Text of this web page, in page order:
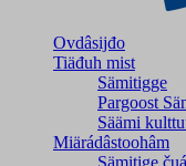
Ovdâsijđo
Tiäđuh mist
Sämitigge
Pargoost
Säämi
Miärádâstoohâm
Sämitige